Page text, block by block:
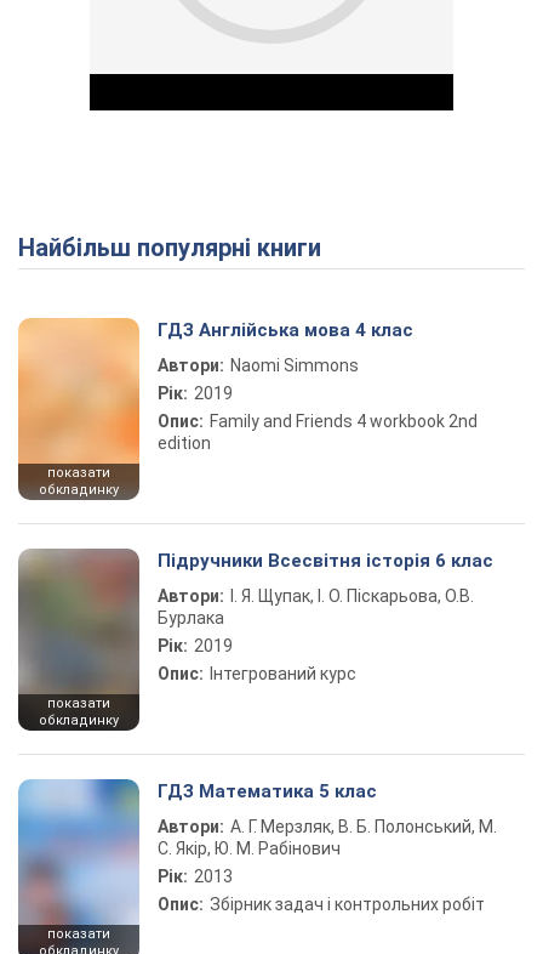
Play Video
Найбільш популярні книги
показати
обкладинку
ГДЗ Англійська мова 4 клас
Автори: Naomi Simmons
Рік: 2019
Опис: Family and Friends 4 workbook 2nd
edition
показати
обкладинку
Підручники Всесвітня історія 6 клас
Автори:
І. Я. Щупак, І. О. Піскарьова, О.В.
Бурлака
Рік: 2019
Опис: Інтегрований курс
показати
ГДЗ Математика 5 клас
Автори: А. Г. Мерзляк, В. Б. Полонський, М.
С. Якір, Ю. М. Рабінович
Рік: 2013
Опис: Збірник задач і контрольних робіт